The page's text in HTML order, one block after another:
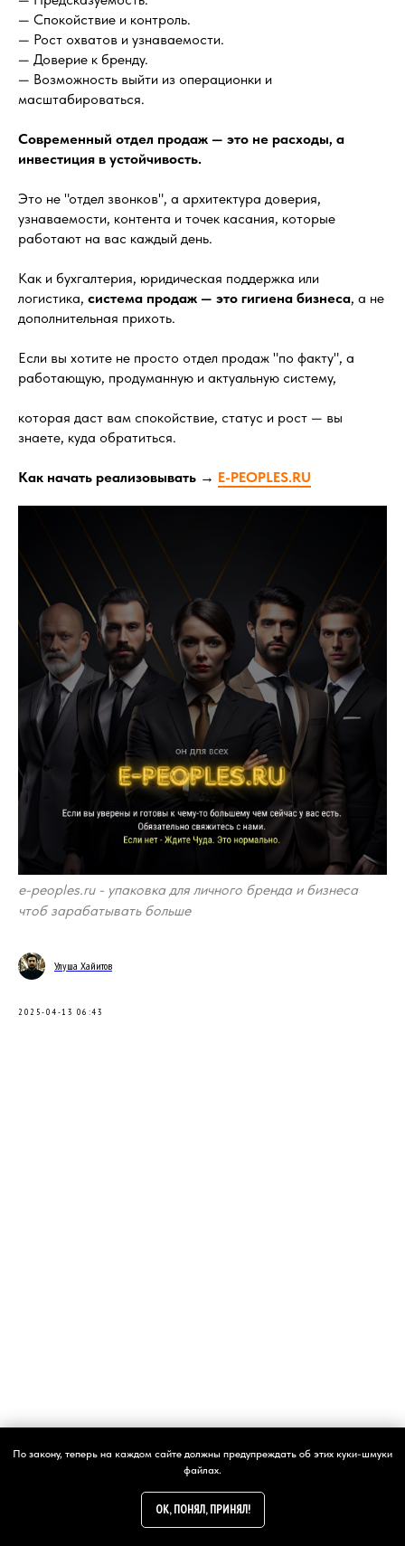
— Спокойствие и контроль.
— Рост охватов и узнаваемости.
— Доверие к бренду.
— Возможность выйти из операционки и
масштабироваться.
Современный отдел продаж — это не расходы, а
инвестиция в устойчивость.
Это не "отдел звонков", а архитектура доверия,
узнаваемости, контента и точек касания, которые
работают на вас каждый день.
Как и бухгалтерия, юридическая поддержка или
логистика, система продаж — это гигиена бизнеса, а не
дополнительная прихоть.
Если вы хотите не просто отдел продаж "по факту", а
работающую, продуманную и актуальную систему,
которая даст вам спокойствие, статус и рост — вы
знаете, куда обратиться.
Как начать реализовывать → E-PEOPLES.RU
e-peoples.ru - упаковка для личного бренда и бизнеса
чтоб зарабатывать больше
Улуша Хайитов
2025-04-13 06:43
По закону, теперь на каждом сайте должны предупреждать об этих куки-шмуки
файлах.
OK, ПОНЯЛ, ПРИНЯЛ!